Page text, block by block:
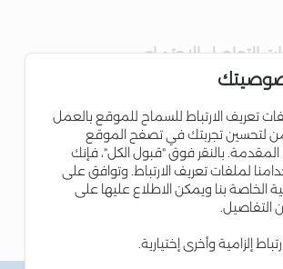
التواصل الاجتماعي
تعريف الارتباط للسماح للموقع بالعمل
لتحسين تجربتك في تصفح الموقع
بالنقر فوق "قبول الكل"، فإنك
لملفات تعريف الارتباط. وتوافق على
بنا ويمكن الاطلاع عليها على
التفاصيل.
إلزامية وأخرى إختيارية.